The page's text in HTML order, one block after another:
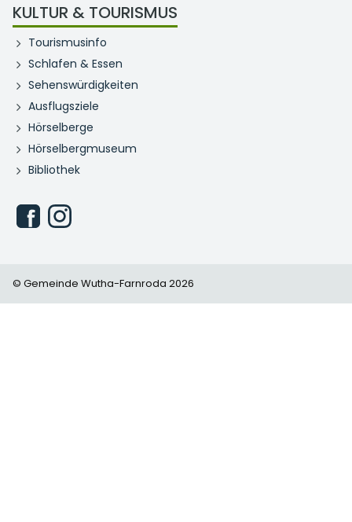
KULTUR & TOURISMUS
Tourismusinfo
Schlafen & Essen
Sehenswürdigkeiten
Ausflugsziele
Hörselberge
Hörselbergmuseum
Bibliothek
© Gemeinde Wutha-Farnroda 2026